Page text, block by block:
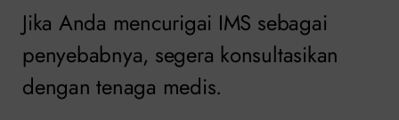
Jika Anda mencurigai IMS sebagai
penyebabnya, segera konsultasikan
dengan tenaga medis.